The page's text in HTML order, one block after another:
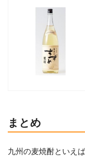
まとめ
九州の麦焼酎といえ